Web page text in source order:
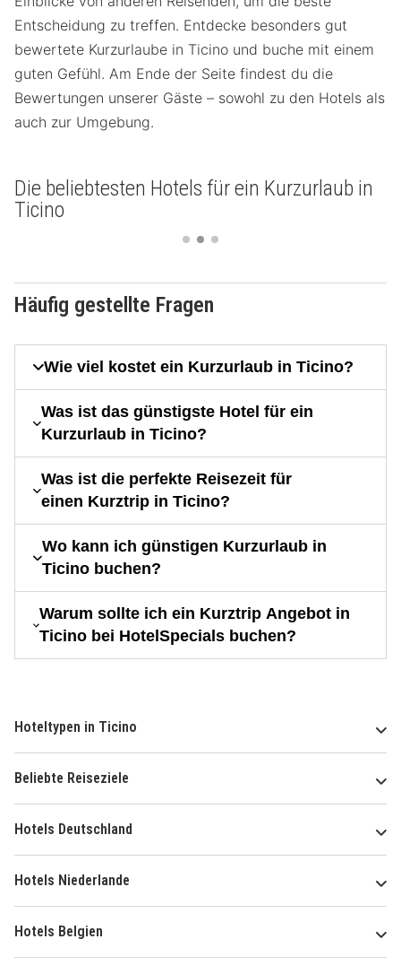
Entscheidung zu treffen. Entdecke besonders gut
bewertete Kurzurlaube in Ticino und buche mit einem
guten Gefühl. Am Ende der Seite findest du die
Bewertungen unserer Gäste – sowohl zu den Hotels als
auch zur Umgebung.
Die beliebtesten Hotels für ein Kurzurlaub in
Ticino
Häufig gestellte Fragen
Wie viel kostet ein Kurzurlaub in Ticino?
Was ist das günstigste Hotel für ein
Kurzurlaub in Ticino?
Was ist die perfekte Reisezeit für
einen Kurztrip in Ticino?
Wo kann ich günstigen Kurzurlaub in
Ticino buchen?
Warum sollte ich ein Kurztrip Angebot in
Ticino bei HotelSpecials buchen?
Hoteltypen in Ticino
Beliebte Reiseziele
Hotels Deutschland
Hotels Niederlande
Hotels Belgien